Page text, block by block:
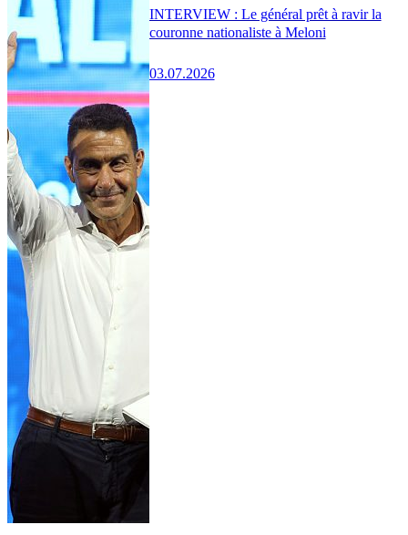
INTERVIEW : Le général prêt à ravir la
couronne nationaliste à Meloni
03.07.2026